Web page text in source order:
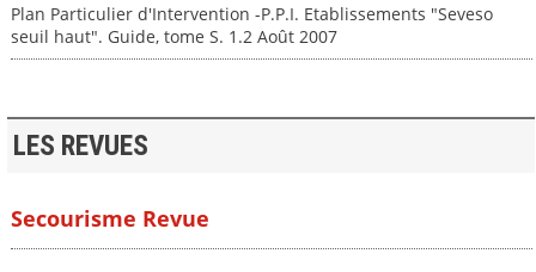
Plan Particulier d'Intervention -P.P.I. Etablissements "Seveso
seuil haut". Guide, tome S. 1.2 Août 2007
LES REVUES
Secourisme Revue